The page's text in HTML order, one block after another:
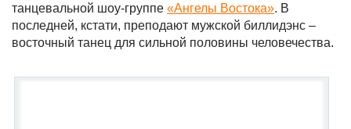
танцевальной шоу-группе «Ангелы Востока». В
последней, кстати, преподают мужской биллидэнс –
восточный танец для сильной половины человечества.